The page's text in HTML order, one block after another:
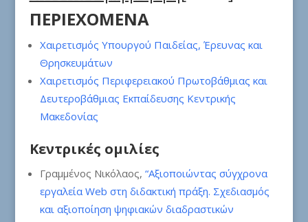
ΠΕΡΙΕΧΟΜΕΝΑ
Χαιρετισμός Υπουργού Παιδείας, Έρευνας και
Θρησκευμάτων
Χαιρετισμός Περιφερειακού Πρωτοβάθμιας και
Δευτεροβάθμιας Εκπαίδευσης Κεντρικής
Μακεδονίας
Κεντρικές ομιλίες
Γραμμένος Νικόλαος, “Αξιοποιώντας σύγχρονα
εργαλεία Web στη διδακτική πράξη. Σχεδιασμός
και αξιοποίηση ψηφιακών διαδραστικών